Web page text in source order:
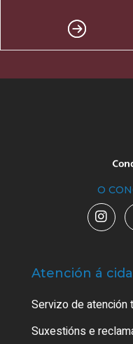
O
Atención á
Servizo de atención
Suxestións e